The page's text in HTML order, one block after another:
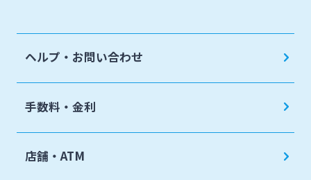
ヘルプ・お問い合わせ
手数料・金利
店舗・ATM